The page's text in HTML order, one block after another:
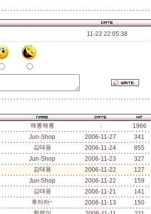
11-22 22:05:38
해롱해롱 -
1966
Jun-Shop 2006-11-27
341
김태용 2006-11-24
855
Jun-Shop 2006-11-23
327
김태용 2006-11-22
127
Jun-Shop 2006-11-22
159
김태용 2006-11-21
141
후하하~ 2006-11-13
150